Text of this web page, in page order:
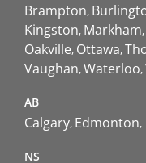
Brampton
Kingston Markham
Oakville Ottawa
Vaughan Waterloo
AB
Calgary Edmonton
NS